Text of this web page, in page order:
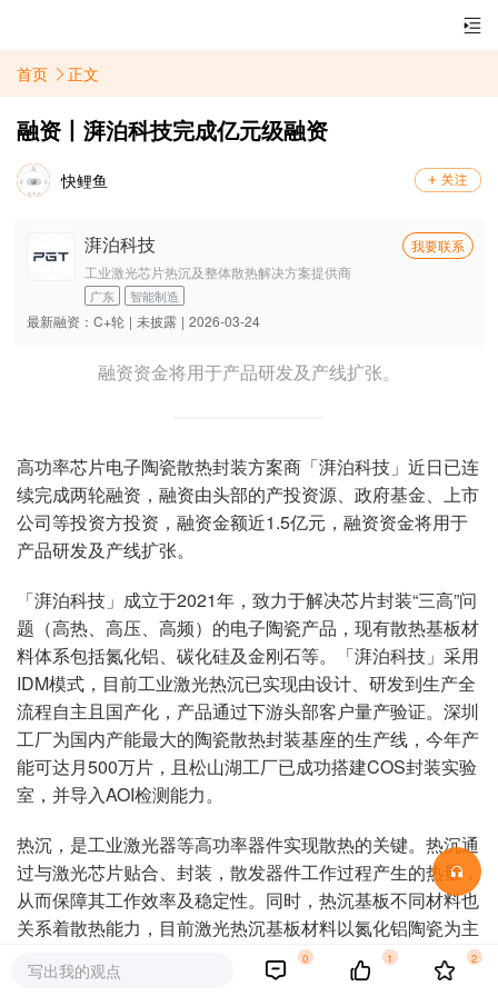
首页 正文
融资丨湃泊科技完成亿元级融资
快鲤鱼
湃泊科技
我要联系
工业激光芯片热沉及整体散热解决方案提供商
广东 智能制造
最新融资： C+轮 | 未披露 | 2026-03-24
融资资金将用于产品研发及产线扩张。
高功率芯片电子陶瓷散热封装方案商「湃泊科技」近日已连
续完成两轮融资，融资由头部的产投资源、政府基金、上市
公司等投资方投资，融资金额近1.5亿元，融资资金将用于
产品研发及产线扩张。
「湃泊科技」成立于2021年，致力于解决芯片封装“三高”问
题（高热、高压、高频）的电子陶瓷产品，现有散热基板材
料体系包括氮化铝、碳化硅及金刚石等。「湃泊科技」采用
IDM模式，目前工业激光热沉已实现由设计、研发到生产全
流程自主且国产化，产品通过下游头部客户量产验证。深圳
工厂为国内产能最大的陶瓷散热封装基座的生产线，今年产
能可达月500万片，且松山湖工厂已成功搭建COS封装实验
室，并导入AOI检测能力。
热沉，是工业激光器等高功率器件实现散热的关键。热沉通
过与激光芯片贴合、封装，散发器件工作过程产生的热量，
从而保障其工作效率及稳定性。同时，热沉基板不同材料也
关系着散热能力，目前激光热沉基板材料以氮化铝陶瓷为主
写出我的观点
0 1 2